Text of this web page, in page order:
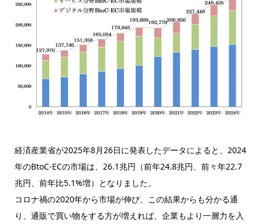
経済産業省が2025年8月26日に発表したデータによると、2024
年のBtoC-ECの市場は、26.1兆円（前年24.8兆円、前々年22.7
兆円、前年比5.1%増）となりました。
コロナ禍の2020年から市場が伸び、この結果からも分かる通
り、通販で買い物をする方が増えれば、企業もより一層力を入